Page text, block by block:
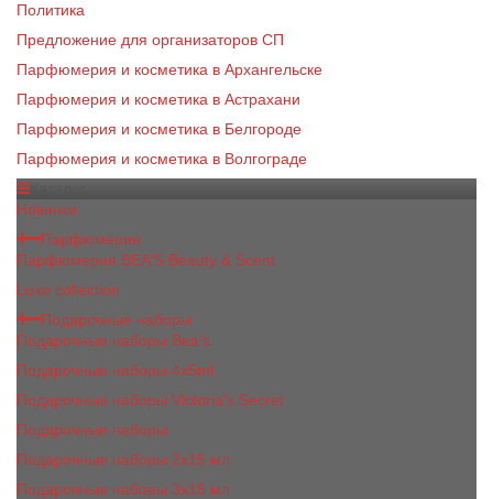
Политика
Предложение для организаторов СП
Парфюмерия и косметика в Архангельске
Парфюмерия и косметика в Астрахани
Парфюмерия и косметика в Белгороде
Парфюмерия и косметика в Волгограде
Новинки
Парфюмерия
Парфюмерия BEA'S Beauty & Scent
Luxe collection
Подарочные наборы
Подарочные наборы Bea's
Подарочные наборы 4х5ml
Подарочные наборы Victoria's Secret
Подарочные наборы
Подарочные наборы 2x15 мл
Подарочные наборы 3х15 мл